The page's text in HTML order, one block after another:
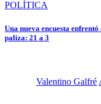
POLÍTICA
Una nueva encuesta
paliza: 21 a 3
Valentino Galfré